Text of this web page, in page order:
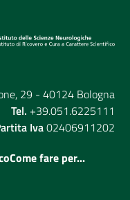
29 - 40124 Bologna
Tel. +39.051.6225111
Iva02406911202
Come fare per...